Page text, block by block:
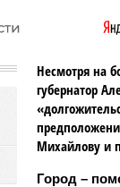
Несмотря на
губернатор
Михайлову и
Город –